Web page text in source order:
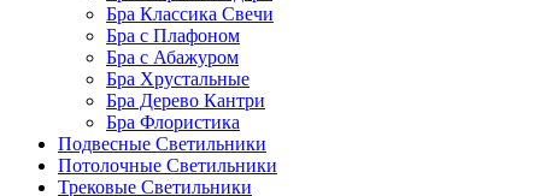
Бра Классика Свечи
Бра с Плафоном
Бра с Абажуром
Бра Хрустальные
Бра Дерево Кантри
Бра Флористика
Подвесные Светильники
Потолочные Светильники
Трековые Светильники